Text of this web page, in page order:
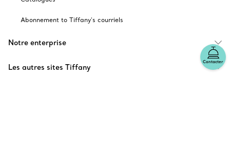
Contacter
Abonnement to Tiffany's courriels
Notre enterprise
Les autres sites Tiffany